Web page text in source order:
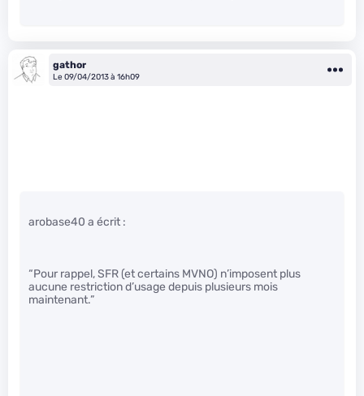
gathor
Le 09/04/2013 à 16h09
arobase40 a écrit :
“Pour rappel, SFR (et certains MVNO) n’imposent plus
aucune restriction d’usage depuis plusieurs mois
maintenant.”